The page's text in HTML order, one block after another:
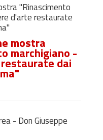
"Rinascimento
d'arte restaurate
mostra
marchigiano -
dai
- Don Giuseppe